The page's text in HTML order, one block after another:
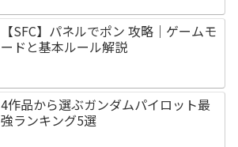
【SFC】パネルでポン 攻略｜ゲームモ
ードと基本ルール解説
4作品から選ぶガンダムパイロット最
強ランキング5選